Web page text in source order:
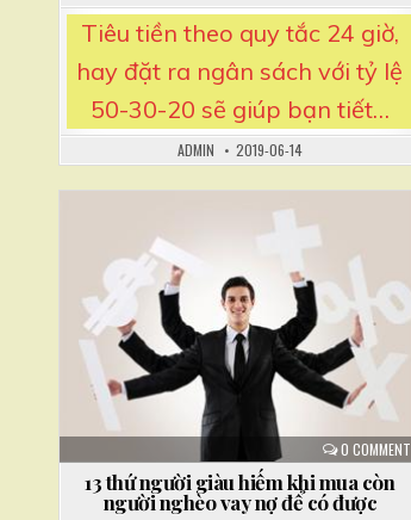
Tiêu tiền theo quy tắc 24 giờ,
hay đặt ra ngân sách với tỷ lệ
50-30-20 sẽ giúp bạn tiết…
ADMIN 2019-06-14
0 COMMENT
Posted
13 thứ người giàu hiếm khi mua còn
người nghèo vay nợ để có được